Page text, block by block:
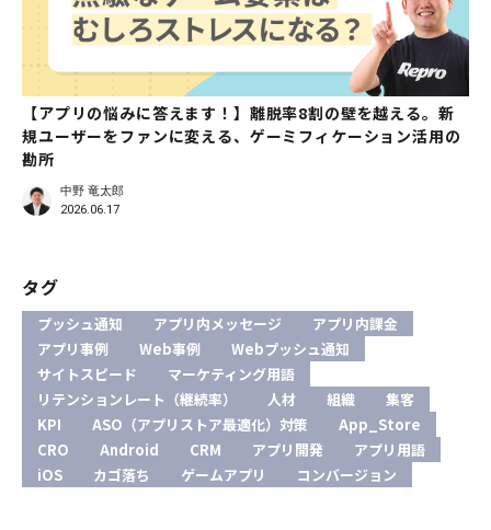
【アプリの悩みに答えます！】離脱率8割の壁を越える。新
規ユーザーをファンに変える、ゲーミフィケーション活用の
勘所
中野 竜太郎
2026.06.17
タグ
プッシュ通知 アプリ内メッセージ
アプリ内課金
アプリ事例
Web事例
Webプッシュ通知
サイトスピード
マーケティング用語
リテンションレート（継続率）
人材 組織
集客
KPI
ASO（アプリストア最適化）対策
App_Store
CRO
Android CRM アプリ開発
アプリ用語
iOS
カゴ落ち ゲームアプリ コンバージョン